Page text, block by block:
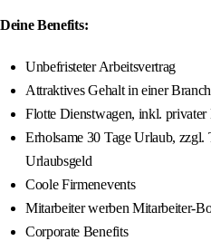
Deine Benefits:
Unbefristeter Arbeitsvertrag
Attraktives Gehalt in einer
Flotte Dienstwagen, inkl. privater
Erholsame 30 Tage Urlaub, zzgl.
Urlaubsgeld
Coole Firmenevents
Mitarbeiter werben Mitarbeiter-
Corporate Benefits